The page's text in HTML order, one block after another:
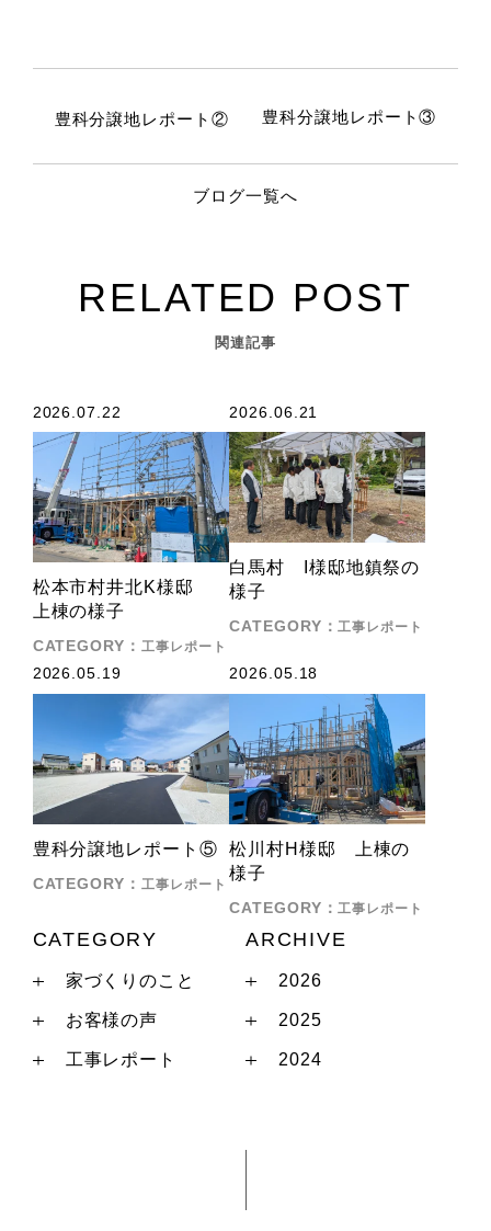
豊科分譲地レポート②
ブログ一覧へ
豊科分譲地レポート③
関連記事
2026.07.22
松本市村井北K様邸
上棟の様子
CATEGORY 工事レポート
2026.06.21
白馬村 I様邸地鎮祭の
様子
CATEGORY 工事レポート
2026.05.19
豊科分譲地レポート⑤
CATEGORY 工事レポート
2026.05.18
松川村H様邸 上棟の
様子
CATEGORY 工事レポート
CATEGORY
家づくりのこと
お客様の声
工事レポート
ARCHIVE
2026
2025
2024